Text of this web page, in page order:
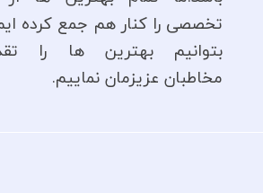
تخصصی را کنار هم جمع کرده
بتوانیم بهترین ها را
مخاطبان عزیزمان نماییم.